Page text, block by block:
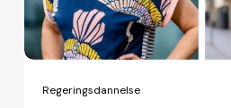
sender
samtidig
Regeringsdannelse